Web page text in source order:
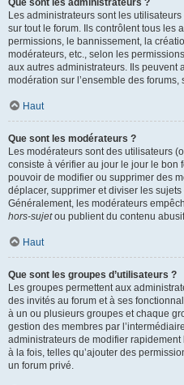
Que sont les administrateurs ?
Les administrateurs sont les
sur tout le forum. Ils contrôlent tous les
permissions, le bannissement, la
modérateurs, etc., selon les
aux autres administrateurs. Ils peuvent
modération sur l’ensemble des
Haut
Que sont les modérateurs ?
Les modérateurs sont des utilisateurs
consiste à vérifier au jour le jour le bon
pouvoir de modifier ou supprimer des
déplacer, supprimer et diviser les
Généralement, les modérateurs
hors-sujetou publient du contenu
Haut
Que sont les groupes d’utilisateurs ?
Les groupes permettent aux
des invités au forum et à ses
à un ou plusieurs groupes et chaque
gestion des membres par
administrateurs de modifier
à la fois, telles qu’ajouter des
un forum privé.